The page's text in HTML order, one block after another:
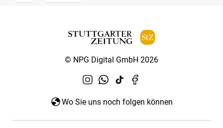
© NPG Digital GmbH 2026
Wo Sie uns noch folgen können